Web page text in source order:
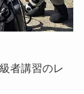
者講習のレ